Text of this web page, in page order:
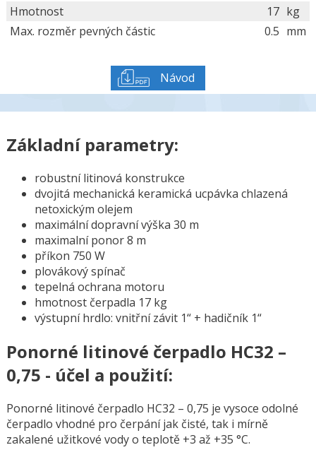
Hmotnost
17 kg
Max. rozměr pevných částic
0.5 mm
Návod
Základní parametry:
robustní litinová konstrukce
dvojitá mechanická keramická ucpávka chlazená
netoxickým olejem
maximální dopravní výška 30 m
maximalní ponor 8 m
příkon 750 W
plovákový spínač
tepelná ochrana motoru
hmotnost čerpadla 17 kg
výstupní hrdlo: vnitřní závit 1“ + hadičník 1“
Ponorné litinové čerpadlo HC32 –
0,75 - účel a použití:
Ponorné litinové čerpadlo HC32 – 0,75 je vysoce odolné
čerpadlo vhodné pro čerpání jak čisté, tak i mírně
zakalené užitkové vody o teplotě +3 až +35 °C.